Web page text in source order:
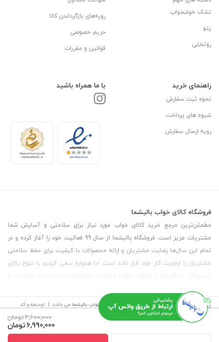
2,600,000تومان
6,990,000تومان
تشک خوشخواب
پتو
روتختی
رویه‌های بازگرداندن کالا
حریم خصوصی
قوانین و مقررات
راهنمای خرید
نحوه ثبت سفارش
شیوه های پرداخت
رویه ارسال سفارش
با ما همراه باشید
فروشگاه کالای خواب بالیشما
مطمئن‌ترین مرجع خرید کالای خواب مورد نیاز برای سلامتی و آسایش شما
مشتریات عزیز است. فروشگاه بالیشما از سال 99 فعالیت خود را آغاز کرده و در
تمام این سال‌ها رضایت مشتریان و ارائه محصولات با کیفیت برای حفظ سلامتی
مشتریان را اولویت کار خود قرار داده است. ما همواره سعی کردیم با تنوع بالای
محصولات و اطمینان از اصالت کالاها و قیمت منصفانه تجربه خریدی خوشایند را
می‌توانیدبا شماره مشاور در تماس باشید.
آدرس: تهران - خیابان آیت - بالاتر از چهارراه سرسبز - رو به رو مسجد
© تمامی حقوق این سایت متعلق بهفروشگاه کالای خواب بالیشما می باشد. | توسعه و کد
نویسی: سپکام سیستمطراحی و اجرا:آژانس دیجیتال مارکتینگ سپتا